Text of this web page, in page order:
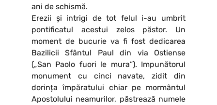
ani de schismă.
Erezii și intrigi de tot felul i-au umbrit
pontificatul acestui zelos păstor. Un
moment de bucurie va fi fost dedicarea
Bazilicii Sfântul Paul din via Ostiense
(„San Paolo fuori le mura”). Impunătorul
monument cu cinci navate, zidit din
dorința împăratului chiar pe mormântul
Apostolului neamurilor, păstrează numele